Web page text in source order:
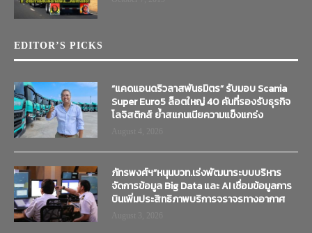
EDITOR’S PICKS
“แคดแอนดริวลาสพันธมิตร” รับมอบ Scania
Super Euro5 ล็อตใหญ่ 40 คันที่รองรับธุรกิจ
โลจิสติกส์ ย้ำสแกนเนียความแข็งแกร่ง
ภัทรพงศ์ฯ”หนุนบวท.เร่งพัฒนาระบบบริหาร
จัดการข้อมูล Big Data และ AI เชื่อมข้อมูลการ
บินเพิ่มประสิทธิภาพบริการจราจรทางอากาศ